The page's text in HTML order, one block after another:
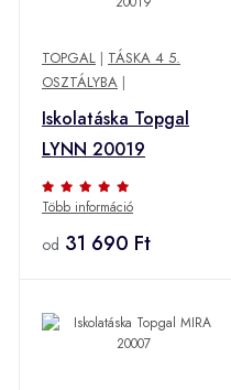
TOPGAL | TÁSKA 4 5.
OSZTÁLYBA |
Iskolatáska Topgal
LYNN 20019
Több információ
od 31 690 Ft